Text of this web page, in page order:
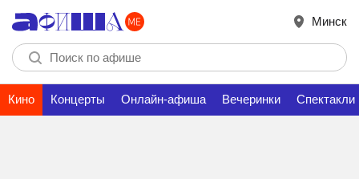
Минск
Кино Концерты Онлайн-афиша Вечеринки Спектакли